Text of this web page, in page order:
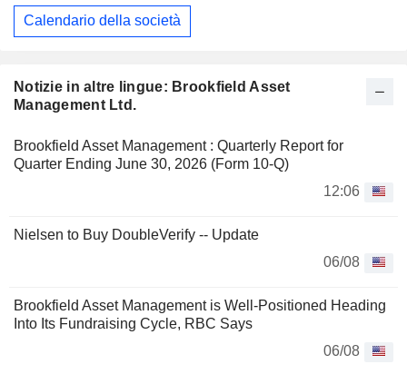
Notizie in altre lingue: Brookfield Asset
Management Ltd.
Brookfield Asset Management : Quarterly Report for
Quarter Ending June 30, 2026 (Form 10-Q)
12:06
Nielsen to Buy DoubleVerify -- Update
06/08
Brookfield Asset Management is Well-Positioned Heading
Into Its Fundraising Cycle, RBC Says
06/08
Calendario della società